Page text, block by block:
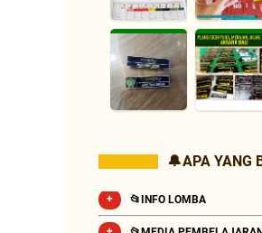
🔔 APA YANG
📂INFO LOMBA